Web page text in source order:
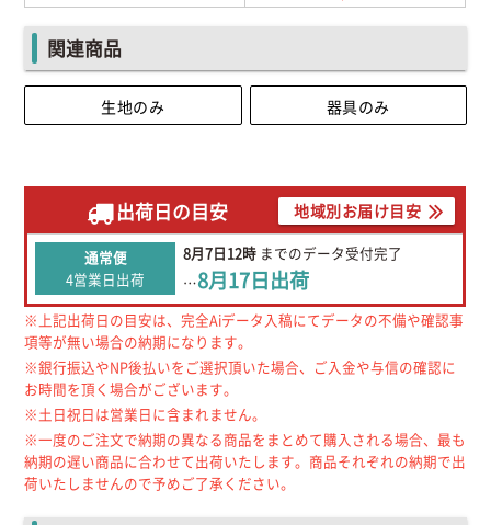
関連商品
生地のみ 器具のみ
出荷日の目安 地域別お届け目安
通常便
4営業日出荷
8月7日12時 までのデータ受付完了
…8月17日出荷
※上記出荷日の目安は、完全Aiデータ入稿にてデータの不備や確認事
項等が無い場合の納期になります。
※銀行振込やNP後払いをご選択頂いた場合、ご入金や与信の確認に
お時間を頂く場合がございます。
※土日祝日は営業日に含まれません。
※一度のご注文で納期の異なる商品をまとめて購入される場合、最も
納期の遅い商品に合わせて出荷いたします。商品それぞれの納期で出
荷いたしませんので予めご了承ください。